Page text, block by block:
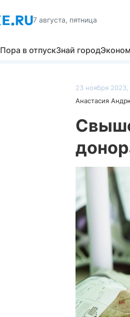
7 августа, пятница
Пора в отпускЗнай город
23 ноября 2023,
Анастасия